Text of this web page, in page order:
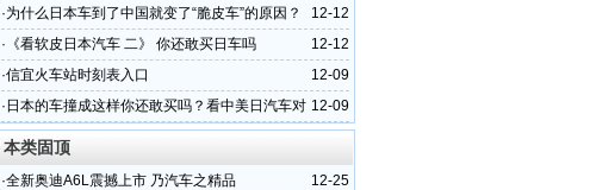
12-12
·为什么日本车到了中国就变了“脆皮车”的原因？
12-12
· 《看软皮日本汽车 二》 你还敢买日车吗
12-09
·信宜火车站时刻表入口
12-09
· 日本的车撞成这样你还敢买吗？看中美日汽车对
比
本类固顶
12-25
·全新奥迪A6L震撼上市 乃汽车之精品